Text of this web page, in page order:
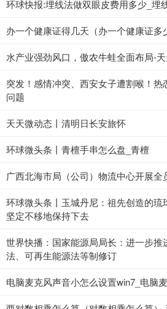
环球快报:埋线法做双眼皮费用多少_埋
办一个健康证得几天（办一个健康证多
水产业强劲风口，傲农牛蛙全面布局-
突发！感情冲突、西安女子遭割喉！
问题
天天微动态丨清明日长安旅怀
环球微头条丨青檀手串怎么盘_青檀
广西北海市局（公司）物流中心开展全
环球微头条丨玉城丹尼：祖先创造的
坚定不移地保持下去
世界快播：国家能源局局长：进一步
法、可再生能源法等制修订
电脑麦克风声音小怎么设置win7_电脑